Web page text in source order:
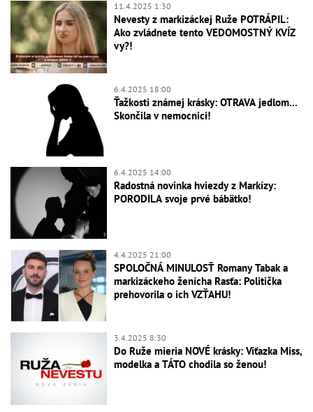
11.4.2025 1:30
Nevesty z markizáckej Ruže POTRÁPIL:
Ako zvládnete tento VEDOMOSTNÝ KVÍZ
vy?!
6.4.2025 18:00
Ťažkosti známej krásky: OTRAVA jedlom...
Skončila v nemocnici!
6.4.2025 14:00
Radostná novinka hviezdy z Markízy:
PORODILA svoje prvé bábätko!
4.4.2025 21:00
SPOLOČNÁ MINULOSŤ Romany Tabak a
markizáckeho ženícha Rasťa: Politička
prehovorila o ich VZŤAHU!
3.4.2025 8:30
Do Ruže mieria NOVÉ krásky: Víťazka Miss,
modelka a TÁTO chodila so ženou!